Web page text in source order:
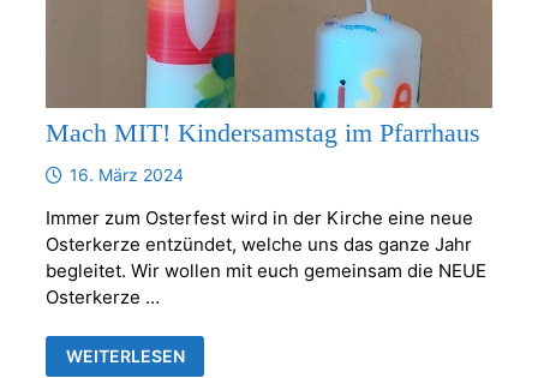
Mach MIT! Kindersamstag im Pfarrhaus
16. März 2024
Immer zum Osterfest wird in der Kirche eine neue
Osterkerze entzündet, welche uns das ganze Jahr
begleitet. Wir wollen mit euch gemeinsam die NEUE
Osterkerze …
MACH
MIT!
WEITERLESEN